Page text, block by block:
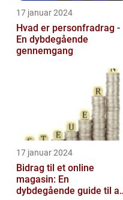
17 januar 2024
Hvad er personfradrag -
En dybdegående
gennemgang
17 januar 2024
Bidrag til et online
magasin: En
dybdegående guide til at